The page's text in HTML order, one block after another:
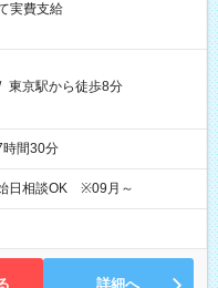
実費支給
東京駅から徒歩8分
間30分
日相談OK ※09月～
詳細へ